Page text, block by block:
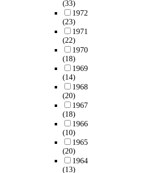
(33)
1972
(23)
1971
(22)
1970
(18)
1969
(14)
1968
(20)
1967
(18)
1966
(10)
1965
(20)
1964
(13)